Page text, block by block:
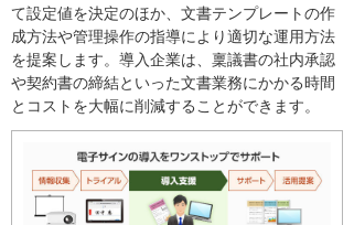
て設定値を決定のほか、文書テンプレートの作
成方法や管理操作の指導により適切な運用方法
を提案します。導入企業は、稟議書の社内承認
や契約書の締結といった文書業務にかかる時間
とコストを大幅に削減することができます。